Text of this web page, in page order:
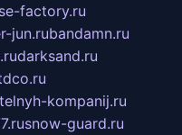
factory.ru
jun.rubandamn.ru
darksand.ru
kompanij.ru
snow-guard.ru